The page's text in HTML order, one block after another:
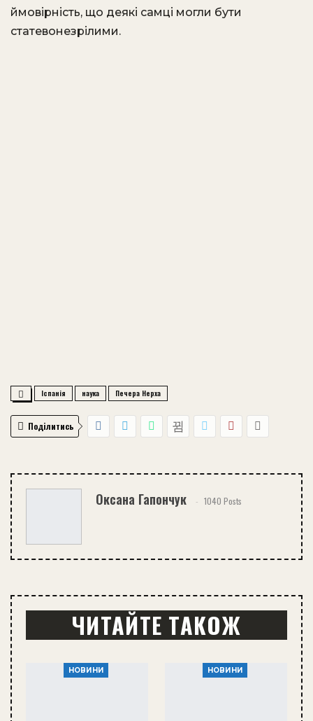
ймовірність, що деякі самці могли бути
статевонезрілими.
Іспанія наука Печера Нерха
Поділитись
Оксана Гапончук 1040 Posts
ЧИТАЙТЕ ТАКОЖ
НОВИНИ НОВИНИ